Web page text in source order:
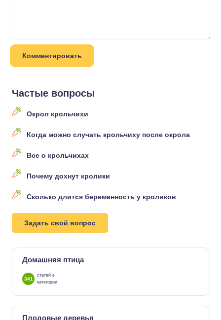
Частые вопросы
Окрол крольчихи
Когда можно случать крольчиху после окрола
Все о крольчихах
Почему дохнут кролики
Сколько длится беременность у кроликов
Задать свой вопрос
Домашняя птица
341
статей в
категории
Плодовые деревья